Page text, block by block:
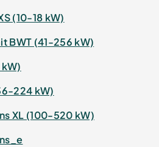
(10-18 kW)
BWT (41-256 kW)
224 kW)
XL (100-520 kW)